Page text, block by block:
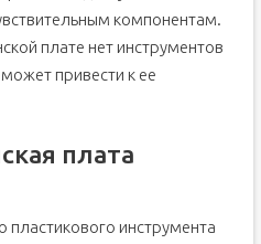
компонентам.
плате нет инструментов
привести к ее
плата
инструмента